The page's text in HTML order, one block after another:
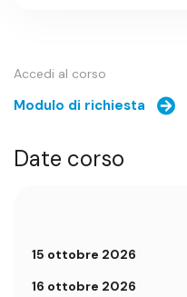
Accedi al corso
Modulo di richiesta
Date corso
15 ottobre 2026
16 ottobre 2026